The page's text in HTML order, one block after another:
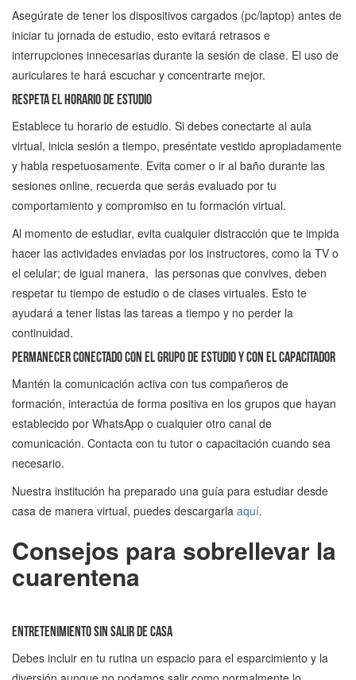
Asegúrate de tener los dispositivos cargados (pc/laptop) antes de
iniciar tu jornada de estudio, esto evitará retrasos e
interrupciones innecesarias durante la sesión de clase. El uso de
auriculares te hará escuchar y concentrarte mejor.
Respeta el horario de estudio
Establece tu horario de estudio. Si debes conectarte al aula
virtual, inicia sesión a tiempo, preséntate vestido apropiadamente
y habla respetuosamente. Evita comer o ir al baño durante las
sesiones online, recuerda que serás evaluado por tu
comportamiento y compromiso en tu formación virtual.
Al momento de estudiar, evita cualquier distracción que te impida
hacer las actividades enviadas por los instructores, como la TV o
el celular; de igual manera, las personas que convives, deben
respetar tu tiempo de estudio o de clases virtuales. Esto te
ayudará a tener listas las tareas a tiempo y no perder la
continuidad.
Permanecer conectado con el grupo de estudio y con el capacitador
Mantén la comunicación activa con tus compañeros de
formación, interactúa de forma positiva en los grupos que hayan
establecido por WhatsApp o cualquier otro canal de
comunicación. Contacta con tu tutor o capacitación cuando sea
necesario.
Nuestra institución ha preparado una guía para estudiar desde
casa de manera virtual, puedes descargarla aquí.
Consejos para sobrellevar la
cuarentena
Entretenimiento sin salir de casa
Debes incluir en tu rutina un espacio para el esparcimiento y la